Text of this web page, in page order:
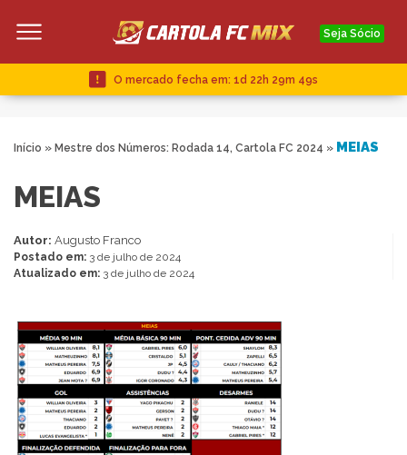
Seja Sócio
O mercado fecha em: 1d 22h 29m 49s
Início » Mestre dos Números: Rodada 14, Cartola FC 2024 » MEIAS
MEIAS
Autor: Augusto Franco
Postado em: 3 de julho de 2024
Atualizado em: 3 de julho de 2024